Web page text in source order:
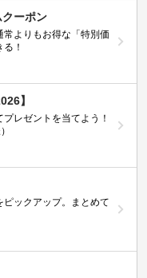
ーポン
よりもお得な「特別価
！
】
レゼントを当てよう！
ピックアップ。まとめて